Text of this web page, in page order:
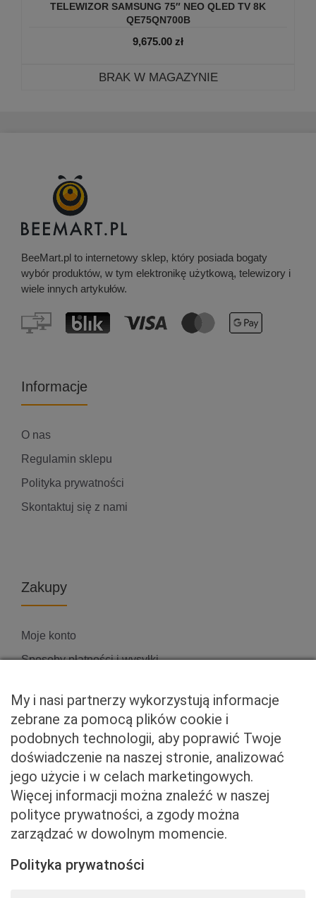
TELEWIZOR SAMSUNG 75″ NEO QLED TV 8K
QE75QN700B
9,675.00 zł
BRAK W MAGAZYNIE
BeeMart.pl to internetowy sklep, który posiada bogaty
wybór produktów, w tym elektronikę użytkową, telewizory i
wiele innych artykułów.
Informacje
O nas
Regulamin sklepu
Polityka prywatności
Skontaktuj się z nami
Zakupy
Moje konto
Sposoby płatności i wysyłki
Właściciel serwisu
Baveno Sp. z o. o.
Czerniakowska 71/408a
00-715 Warszawa
NIP: 5273093569
KRS: 0001081683
My i nasi partnerzy wykorzystują informacje
zebrane za pomocą plików cookie i
podobnych technologii, aby poprawić Twoje
doświadczenie na naszej stronie, analizować
jego użycie i w celach marketingowych.
Więcej informacji można znaleźć w naszej
polityce prywatności, a zgody można
zarządzać w dowolnym momencie.
Polityka prywatności